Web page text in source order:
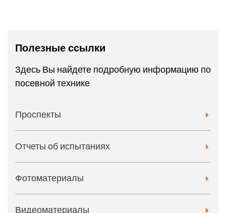
Полезные ссылки
Здесь Вы найдете подробную информацию по
посевной технике
Проспекты
Отчеты об испытаниях
Фотоматериалы
Видеоматериалы